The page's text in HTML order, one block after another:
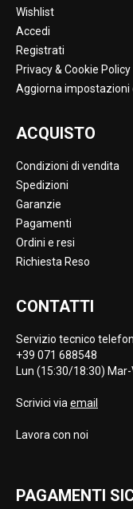
Wishlist
Accedi
Registrati
Privacy & Cookie Policy
Aggiorna impostazioni
ACQUISTO
Condizioni di vendita
Spedizioni
Garanzie
Pagamenti
Ordini e resi
Richiesta Reso
CONTATTI
Servizio tecnico
+39 071 688548
Lun (15:30/18:30)
Scrivici via email
Lavora con noi
PAGAMENTI